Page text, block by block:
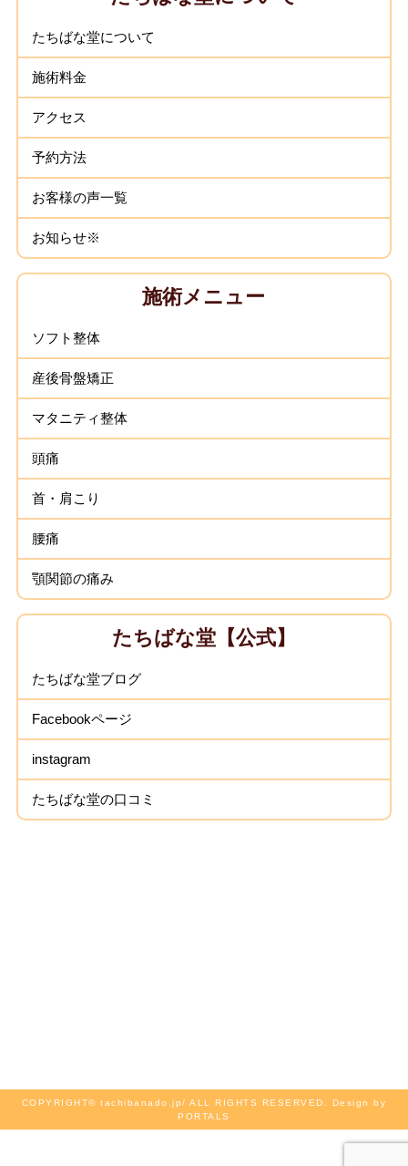
たちばな堂について
施術料金
アクセス
予約方法
お客様の声一覧
お知らせ※
施術メニュー
ソフト整体
産後骨盤矯正
マタニティ整体
頭痛
首・肩こり
腰痛
顎関節の痛み
たちばな堂【公式】
たちばな堂ブログ
Facebookページ
instagram
たちばな堂の口コミ
COPYRIGHT© tachibanado.jp/ ALL RIGHTS RESERVED. Design by
PORTALS